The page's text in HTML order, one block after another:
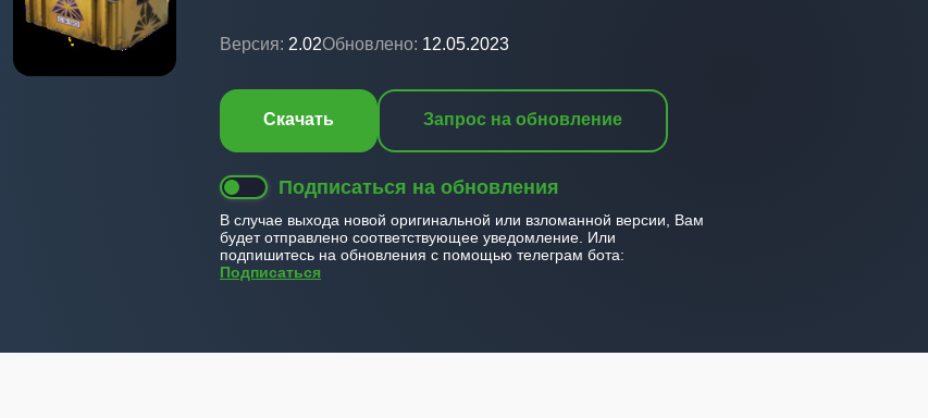
Версия: 2.02Обновлено: 12.05.2023
Скачать Запрос на обновление
Подписаться на обновления
В случае выхода новой оригинальной или взломанной версии, Вам
будет отправлено соответствующее уведомление. Или
подпишитесь на обновления с помощью телеграм бота:
Подписаться